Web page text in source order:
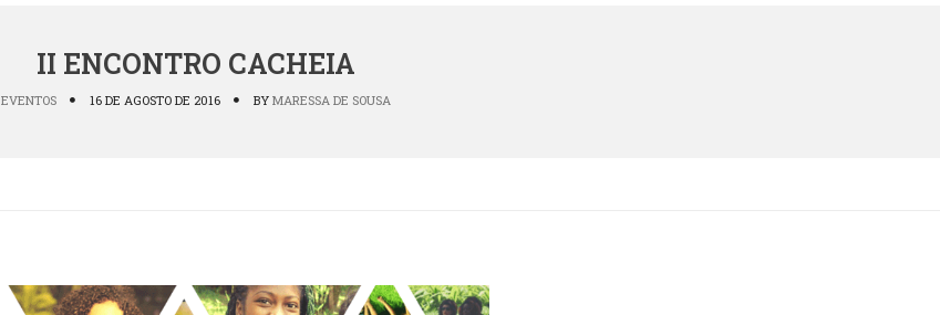
II ENCONTRO CACHEIA
EVENTOS 16 DE AGOSTO DE 2016 BY MARESSA DE SOUSA